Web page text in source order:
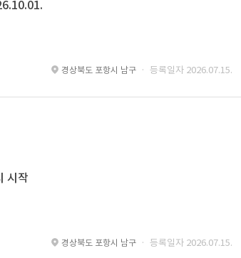
Boot · 경력 무관 Spring · 경력 무관 MyBatis · 경력
경상북도 포항시 남구 · 등록일자 2026.07.15.
시작
경상북도 포항시 남구 · 등록일자 2026.07.15.